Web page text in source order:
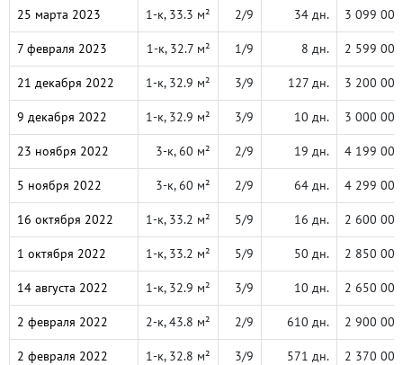
25 марта 2023 1-к, 33.3 м² 2/9 34 дн. 3 099 000
7 февраля 2023 1-к, 32.7 м² 1/9 8 дн. 2 599 000
21 декабря 2022 1-к, 32.9 м² 3/9 127 дн. 3 200 000
9 декабря 2022 1-к, 32.9 м² 3/9 10 дн. 3 000 000
23 ноября 2022 3-к, 60 м² 2/9 19 дн. 4 199 000
5 ноября 2022 3-к, 60 м² 2/9 64 дн. 4 299 000
16 октября 2022 1-к, 33.2 м² 5/9 16 дн. 2 600 000
1 октября 2022 1-к, 33.2 м² 5/9 50 дн. 2 850 000
14 августа 2022 1-к, 32.9 м² 3/9 10 дн. 2 650 000
2 февраля 2022 2-к, 43.8 м² 2/9 610 дн. 2 900 000
2 февраля 2022 1-к, 32.8 м² 3/9 571 дн. 2 370 000